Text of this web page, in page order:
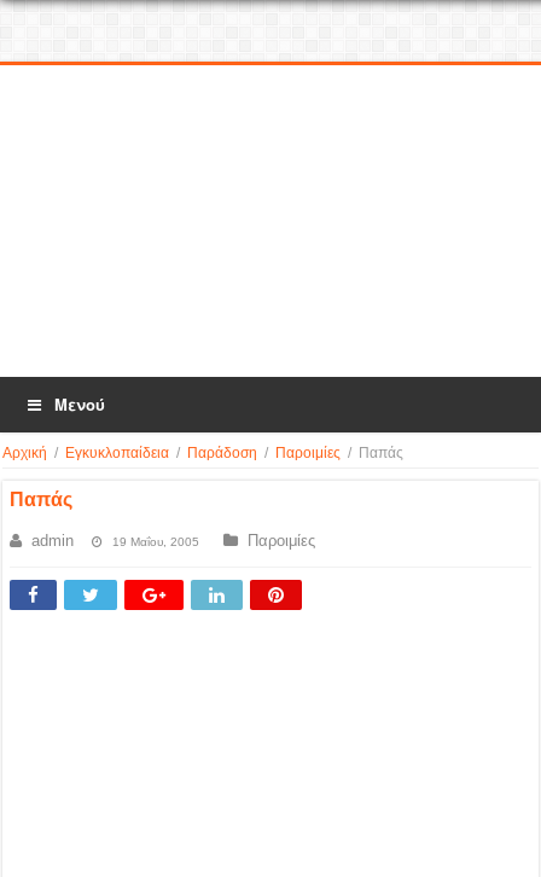
Μενού
Αρχική / Εγκυκλοπαίδεια / Παράδοση / Παροιμίες / Παπάς
Παπάς
admin 19 Μαΐου, 2005 Παροιμίες